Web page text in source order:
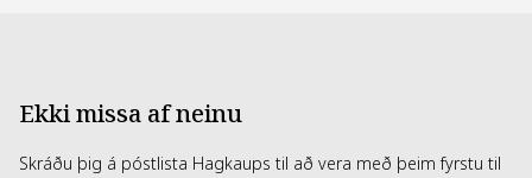
Ekki missa af neinu
Skráðu þig á póstlista Hagkaups til að vera með þeim fyrstu til